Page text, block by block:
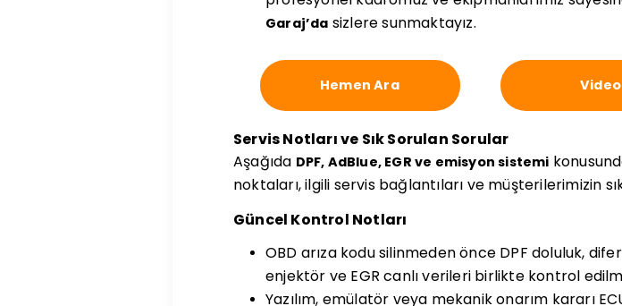
Garaj’da sizlere sunmaktayız.
Hemen Ara Video
Servis Notları ve Sık Sorulan Sorular
Aşağıda DPF, AdBlue, EGR ve emisyon sistemi
noktaları, ilgili servis bağlantıları ve müşterilerimizin
Güncel Kontrol Notları
OBD arıza kodu silinmeden önce DPF doluluk,
enjektör ve EGR canlı verileri birlikte kontrol
Yazılım, emülatör veya mekanik onarım kararı